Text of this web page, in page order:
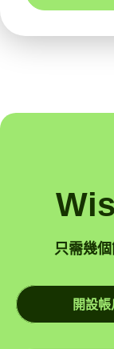
只需幾
開設帳